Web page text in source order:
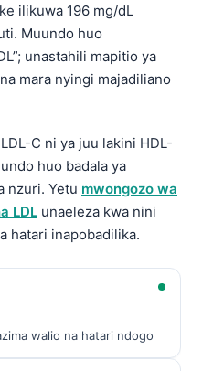
ilikuwa 196 mg/dL
Muundo huo
unastahili mapitio ya
mara nyingi majadiliano
C ni ya juu lakini HDL-
huo badala ya
nzuri. Yetu mwongozo wa
LDL unaeleza kwa nini
hatari inapobadilika.
walio na hatari ndogo